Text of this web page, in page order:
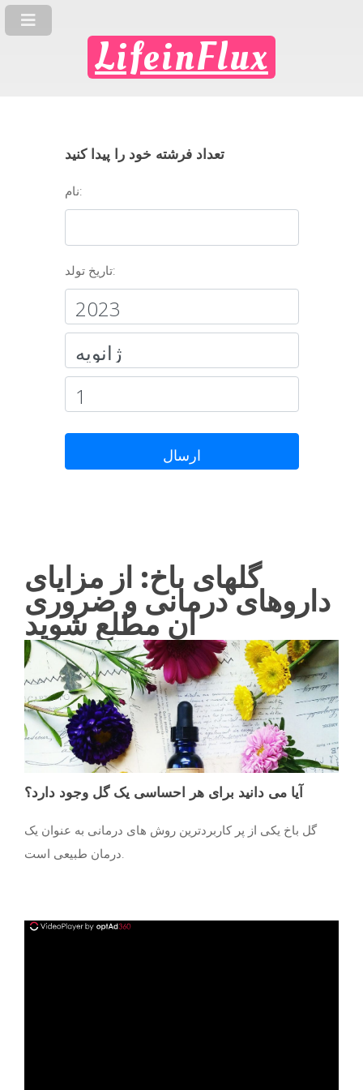
LifeinFlux
تعداد فرشته خود را پیدا کنید
نام:
تاریخ تولد:
ارسال
گلهای باخ: از مزایای
داروهای درمانی و ضروری
آن مطلع شوید
آیا می دانید برای هر احساسی یک گل وجود دارد؟
گل باخ یکی از پر کاربردترین روش های درمانی به عنوان یک